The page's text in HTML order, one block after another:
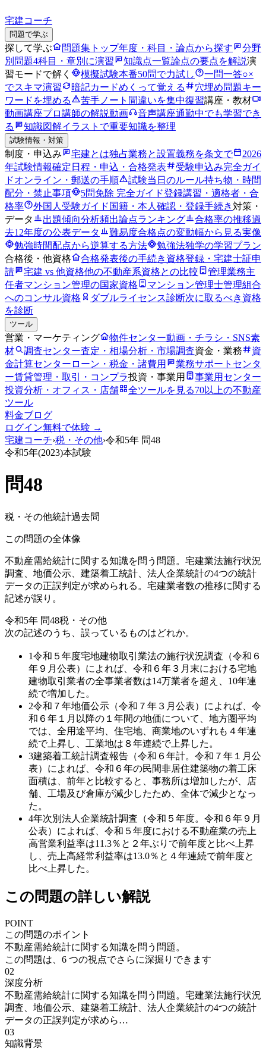
宅建コーチ
問題で学ぶ
探して学ぶ 問題集トップ年度・科目・論点から探す
分野
別問題4科目・章別に演習 知識点一覧論点の要点を解説演
習モードで解く
模擬試験本番50問で力試し 一問一答○×
でスキマ演習
暗記カードめくって覚える 穴埋め問題キー
ワードを埋める
苦手ノート 間違いを集中復習講座・教材
動画講座プロ講師の解説動画 音声講座通勤中でも学習でき
る
知識図解イラストで重要知識を整理
試験情報・対策
制度・申込み 宅建とは独占業務と設置義務を条文で
2026
年試験情報確定日程・申込・合格発表
受験申込み完全ガイ
ドオンライン・郵送の手順 試験当日のルール持ち物・時間
配分・禁止事項
5問免除 完全ガイド登録講習・適格者・合
格率
外国人受験ガイド 国籍・本人確認・登録手続き対策・
データ
出題傾向分析頻出論点ランキング 合格率の推移過
去12年度の公表データ
難易度合格点の変動幅から見る実像
勉強時間配点から逆算する方法 勉強法独学の学習プラン
合格後・他資格
合格発表後の手続き 資格登録・宅建士証申
請
宅建 vs 他資格他の不動産系資格との比較
管理業務主
任者マンション管理の国家資格 マンション管理士管理組合
へのコンサル資格
ダブルライセンス診断次に取るべき資格
を診断
ツール
営業・マーケティング 物件センター動画・チラシ・SNS素
材
調査センター査定・相場分析・市場調査資金・業務
資
金計算センター ローン・税金・諸費用
業務サポートセンタ
ー賃貸管理・取引・コンプラ投資・事業用
事業用センター
投資分析・オフィス・店舗
全ツールを見る70以上の不動産
ツール
料金ブログ
ログイン無料で体験 →
宅建コーチ›税・その他›令和5年 問48
令和5年(2023)本試験
問48
税・その他統計過去問
この問題の全体像
不動産需給統計に関する知識を問う問題。宅建業法施行状況
調査、地価公示、建築着工統計、法人企業統計の4つの統計
データの正誤判定が求められる。宅建業者数の推移に関する
記述が誤り。
令和5年 問48税・その他
次の記述のうち、誤っているものはどれか。
1令和５年度宅地建物取引業法の施行状況調査（令和６
年９月公表）によれば、令和６年３月末における宅地
建物取引業者の全事業者数は14万業者を超え、10年連
続で増加した。
2令和７年地価公示（令和７年３月公表）によれば、令
和６年１月以降の１年間の地価について、地方圏平均
では、全用途平均、住宅地、商業地のいずれも４年連
続で上昇し、工業地は８年連続で上昇した。
3建築着工統計調査報告（令和６年計。令和７年１月公
表）によれば、令和６年の民間非居住建築物の着工床
面積は、前年と比較すると、事務所は増加したが、店
舗、工場及び倉庫が減少したため、全体で減少となっ
た。
4年次別法人企業統計調査（令和５年度。令和６年９月
公表）によれば、令和５年度における不動産業の売上
高営業利益率は11.3％と２年ぶりで前年度と比べ上昇
し、売上高経常利益率は13.0％と４年連続で前年度と
比べ上昇した。
この問題の詳しい解説
POINT
この問題のポイント
不動産需給統計に関する知識を問う問題。
この問題は、 6 つの視点でさらに深掘りできます
02
深度分析
不動産需給統計に関する知識を問う問題。宅建業法施行状況
調査、地価公示、建築着工統計、法人企業統計の4つの統計
データの正誤判定が求めら…
03
知識背景